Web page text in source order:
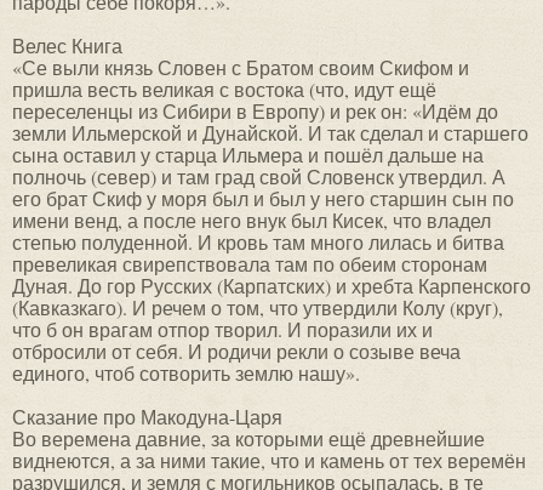
Велес Книга
«Се выли князь Словен с Братом своим Скифом и
пришла весть великая с востока (что, идут ещё
переселенцы из Сибири в Европу) и рек он: «Идём до
земли Ильмерской и Дунайской. И так сделал и старшего
сына оставил у старца Ильмера и пошёл дальше на
полночь (север) и там град свой Словенск утвердил. А
его брат Скиф у моря был и был у него старшин сын по
имени венд, а после него внук был Кисек, что владел
степью полуденной. И кровь там много лилась и битва
превеликая свирепствовала там по обеим сторонам
Дуная. До гор Русских (Карпатских) и хребта Карпенского
(Кавказкаго). И речем о том, что утвердили Колу (круг),
что б он врагам отпор творил. И поразили их и
отбросили от себя. И родичи рекли о созыве веча
единого, чтоб сотворить землю нашу».
Сказание про Макодуна-Царя
Во веремена давние, за которыми ещё древнейшие
виднеются, а за ними такие, что и камень от тех веремён
разрушился, и земля с могильников осыпалась, в те